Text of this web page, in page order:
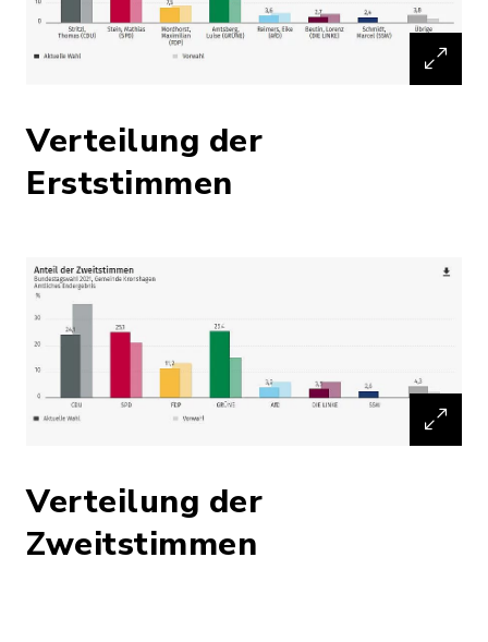
Verteilung der
Erststimmen
Verteilung der
Zweitstimmen